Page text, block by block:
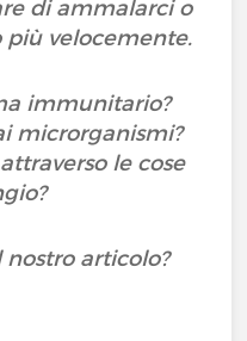
di ammalarci o
velocemente.
immunitario?
microrganismi?
le cose
articolo?